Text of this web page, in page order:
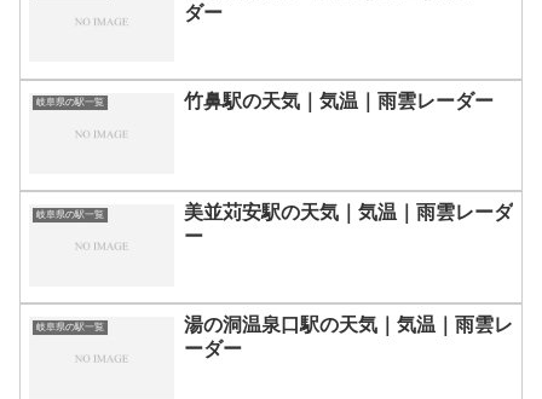
ダー
岐阜県の駅一覧 竹鼻駅の天気｜気温｜雨雲レーダー
岐阜県の駅一覧
美並苅安駅の天気｜気温｜雨雲レーダ
ー
岐阜県の駅一覧
湯の洞温泉口駅の天気｜気温｜雨雲レ
ーダー